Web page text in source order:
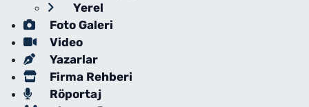
Yerel
Foto Galeri
Video
Yazarlar
Firma Rehberi
Röportaj